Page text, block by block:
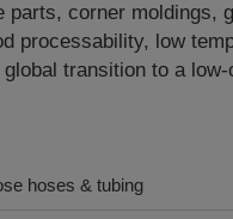
parts, corner moldings,
processability, low
transition to a low-
hoses & tubing